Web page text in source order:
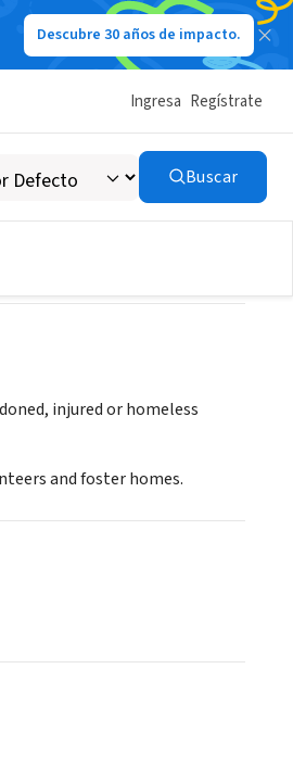
Descubre 30 años de impacto.
Ingresa Regístrate
Buscar
injured or homeless
and foster homes.